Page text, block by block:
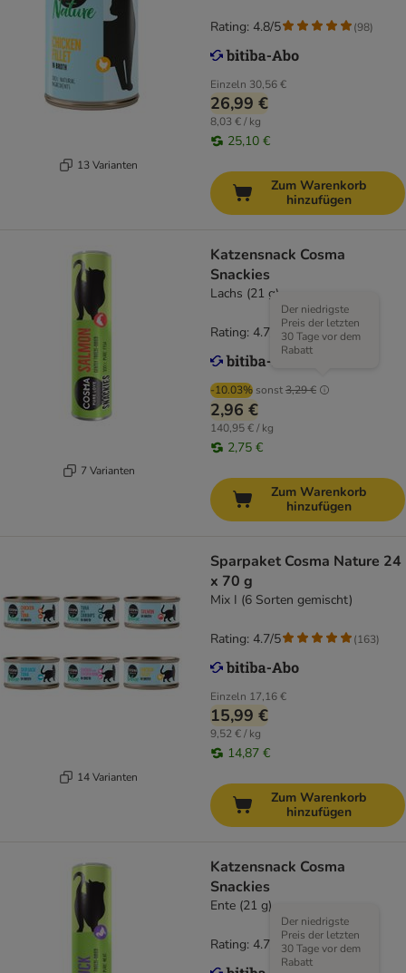
13 Varianten
Einzeln 30,56 €
26,99 €
8,03 € / kg
25,10 €
Rating: 4.8/5 (98)
Zum Warenkorb
hinzufügen
7 Varianten
Katzensnack Cosma
Snackies
Lachs (21 g)
-10.03% sonst3,29 €
Der niedrigste
Preis der letzten
30 Tage vor dem
Rabatt
2,96 €
140,95 € / kg
2,75 €
Rating: 4.7/5 (167
Zum Warenkorb
hinzufügen
14 Varianten
Sparpaket Cosma Nature 24
x 70 g
Mix I (6 Sorten gemischt)
Einzeln 17,16 €
15,99 €
9,52 € / kg
14,87 €
Rating: 4.7/5 (163)
Zum Warenkorb
hinzufügen
Katzensnack Cosma
Snackies
Ente (21 g)
Der niedrigste
Preis der letzten
30 Tage vor dem
Rabatt
Rating: 4.7/5 (167